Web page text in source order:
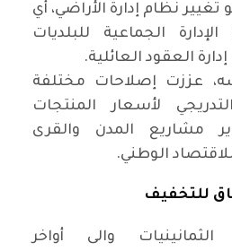
نظام إدارة الأراضي، أي
الجماعية للبلديات
العقود العائلية.
عززت إصلاحات مختلفة
لأسعار المنتجات
مشاريع المدن والقرى
الوطني.
للتخفيف
والى أواخر